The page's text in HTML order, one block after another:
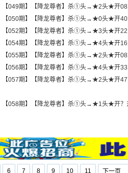
【049期】【降龙尊者】杀①头→★2头★开
【050期】【降龙尊者】杀①头→★0头★开
【052期】【降龙尊者】杀①头→★3头★开
【054期】【降龙尊者】杀①头→★4头★开
【055期】【降龙尊者】杀①头→★2头★开
【056期】【降龙尊者】杀①头→★4头★开
【057期】【降龙尊者】杀①头→★2头★开
【058期】【降龙尊者】杀①头→★1头★开？
6 7 8 9 10 11 下一页